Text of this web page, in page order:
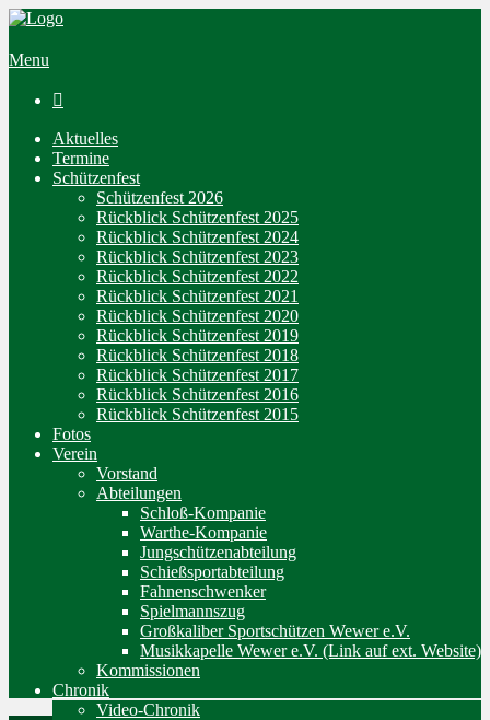
Menu

Aktuelles
Termine
Schützenfest
Schützenfest 2026
Rückblick Schützenfest 2025
Rückblick Schützenfest 2024
Rückblick Schützenfest 2023
Rückblick Schützenfest 2022
Rückblick Schützenfest 2021
Rückblick Schützenfest 2020
Rückblick Schützenfest 2019
Rückblick Schützenfest 2018
Rückblick Schützenfest 2017
Rückblick Schützenfest 2016
Rückblick Schützenfest 2015
Fotos
Verein
Vorstand
Abteilungen
Schloß-Kompanie
Warthe-Kompanie
Jungschützenabteilung
Schießsportabteilung
Fahnenschwenker
Spielmannszug
Großkaliber Sportschützen Wewer e.V.
Musikkapelle Wewer e.V. (Link auf ext. Website)
Kommissionen
Chronik
Video-Chronik